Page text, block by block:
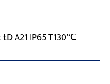
tD A21 IP65 T130℃